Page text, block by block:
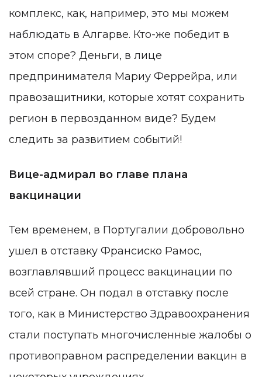
комплекс, как, например, это мы можем
наблюдать в Алгарве. Кто-же победит в
этом споре? Деньги, в лице
предпринимателя Мариу Феррейра, или
правозащитники, которые хотят сохранить
регион в первозданном виде? Будем
следить за развитием событий!
Вице-адмирал во главе плана
вакцинации
Тем временем, в Португалии добровольно
ушел в отставку Франсиско Рамос,
возглавлявший процесс вакцинации по
всей стране. Он подал в отставку после
того, как в Министерство Здравоохранения
стали поступать многочисленные жалобы о
противоправном распределении вакцин в